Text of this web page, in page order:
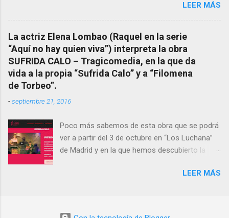
También reproducimos integro el articulo que
en el año 2000 publico Ángel Arnaiz recogiendo
información de primera mano que le
suministraron David (nieto de Filomena) y
algunos vecinos mas del pueblo.
Dejamos para otro momento la ...
completo emitido en CUARTO MILENIO En
Facebook otra copia con mejor resolución:
Facebook CUARTO MILENIO - Filomena Arias.
LEER MÁS
La actriz Elena Lombao (Raquel en la serie
“Aquí no hay quien viva”) interpreta la obra
SUFRIDA CALO – Tragicomedia, en la que da
vida a la propia “Sufrida Calo” y a “Filomena
de Torbeo”.
-septiembre 21, 2016
Poco más sabemos de esta obra que se podrá
ver a partir del 3 de octubre en “Los Luchana”
de Madrid y en la que hemos descubierto la
verla.- Sinopsis corta SUFRIDA CALO muere y
En nuestra vida vamos almacenando
LEER MÁS